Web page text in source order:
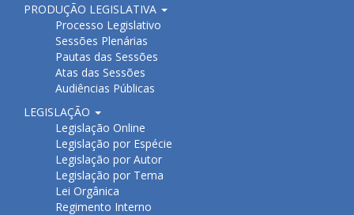
PRODUÇÃO LEGISLATIVA
Processo Legislativo
Sessões Plenárias
Pautas das Sessões
Atas das Sessões
Audiências Públicas
LEGISLAÇÃO
Legislação Online
Legislação por Espécie
Legislação por Autor
Legislação por Tema
Lei Orgânica
Regimento Interno